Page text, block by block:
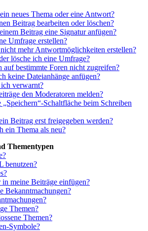
neues Thema oder eine Antwort?
Beitrag bearbeiten oder löschen?
Beitrag eine Signatur anfügen?
Umfrage erstellen?
mehr Antwortmöglichkeiten erstellen?
lösche ich eine Umfrage?
auf bestimmte Foren nicht zugreifen?
keine Dateianhänge anfügen?
verwarnt?
den Moderatoren melden?
Schaltfläche beim Schreiben
Beitrag erst freigegeben werden?
ein Thema als neu?
Thementypen
benutzen?
meine Beiträge einfügen?
Bekanntmachungen?
Themen?
Themen?
Symbole?